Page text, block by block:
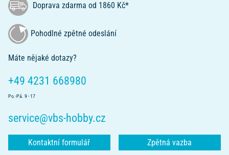
Doprava zdarma od 1860 Kč*
Pohodlné zpětné odeslání
Máte nějaké dotazy?
+49 4231 668980
Po.-Pá. 9 - 17
service@vbs-hobby.cz
Kontaktní formulář Zpětná vazba